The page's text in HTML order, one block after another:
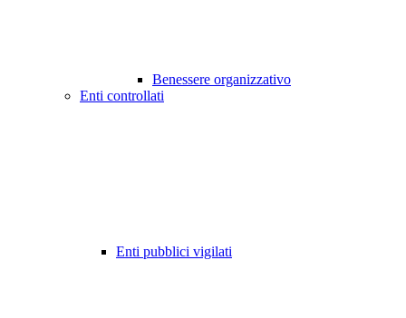
Benessere organizzativo
Enti controllati
Enti pubblici vigilati